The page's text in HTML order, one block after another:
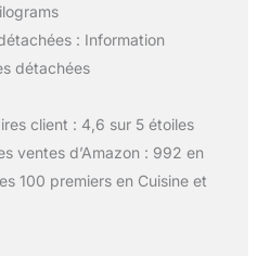
: Information
détachées
client : 4,6 sur 5 étoiles
ventes d’Amazon : 992 en
100 premiers en Cuisine et